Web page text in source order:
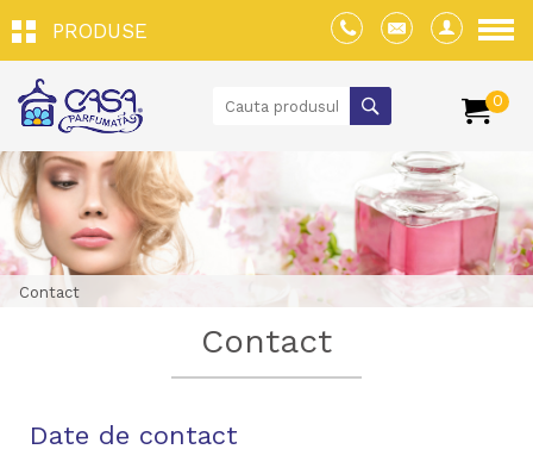
PRODUSE
0
Contact
Contact
Date de contact